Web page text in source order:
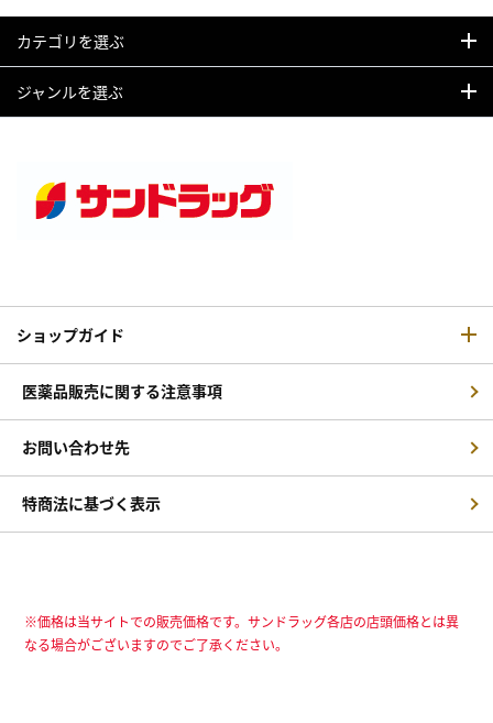
カテゴリを選ぶ
ジャンルを選ぶ
ショップガイド
医薬品販売に関する注意事項
お問い合わせ先
特商法に基づく表示
※価格は当サイトでの販売価格です。サンドラッグ各店の店頭価格とは異
なる場合がございますのでご了承ください。